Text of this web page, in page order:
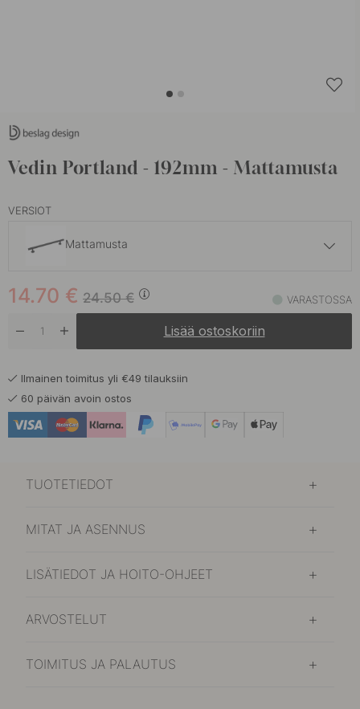
Vedin Portland - 192mm - Mattamusta
VERSIOT
Mattamusta
Antiikkipronssi Varastossa
24.50€
14.70 € VARASTOSSA
Lisää ostoskoriin
Ilmainen toimitus yli €49 tilauksiin
60 päivän avoin ostos
TUOTETIEDOT
MITAT JA ASENNUS
LISÄTIEDOT JA HOITO-OHJEET
ARVOSTELUT
TOIMITUS JA PALAUTUS